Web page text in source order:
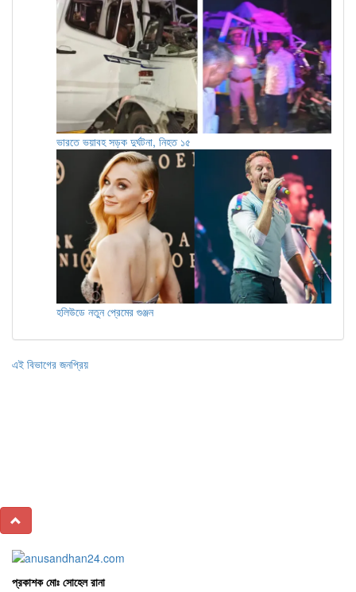
ভারতে ভয়াবহ সড়ক দুর্ঘটনা, নিহত ১৫
হলিউডে নতুন প্রেমের গুঞ্জন
এই বিভাগের জনপ্রিয়
প্রকাশক মোঃ সোহেল রানা